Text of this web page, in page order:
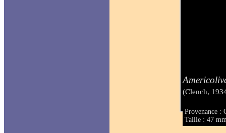
(Clench,
Provenance :
Taille : 47